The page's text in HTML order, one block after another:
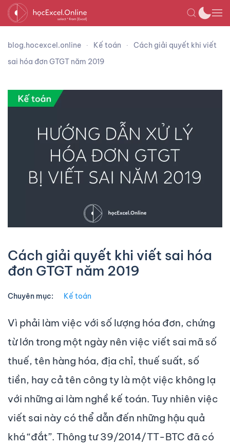
blog.hocexcel.online Kế toán
Cách giải quyết khi viết
sai hóa đơn GTGT năm 2019
Cách giải quyết khi viết sai hóa
đơn GTGT năm 2019
Chuyên mục: Kế toán
Vì phải làm việc với số lượng hóa đơn, chứng
từ lớn trong một ngày nên việc viết sai mã số
thuế, tên hàng hóa, địa chỉ, thuế suất, số
tiền, hay cả tên công ty là một việc không lạ
với những ai làm nghề kế toán. Tuy nhiên việc
viết sai này có thể dẫn đến những hậu quả
khá “đắt”. Thông tư 39/2014/TT-BTC đã có